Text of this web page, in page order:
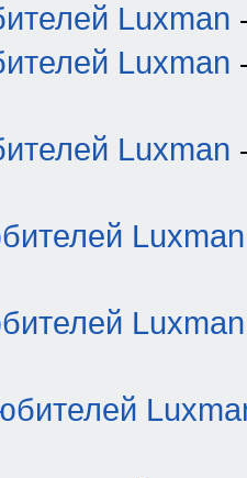
Luxman
Luxman
Luxman
Luxman
Luxman